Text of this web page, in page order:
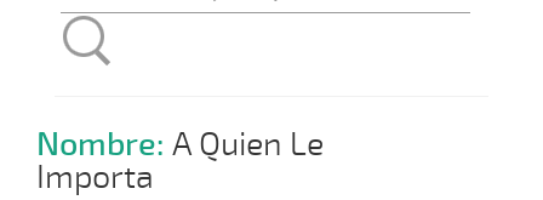
Nombre: A Quien Le
Importa